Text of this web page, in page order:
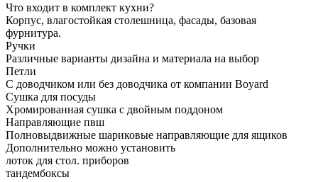
Что входит в комплект кухни?
Корпус, влагостойкая столешница, фасады, базовая
фурнитура.
Ручки
Различные варианты дизайна и материала на выбор
Петли
С доводчиком или без доводчика от компании Boyard
Сушка для посуды
Хромированная сушка с двойным поддоном
Направляющие пвш
Полновыдвижные шариковые направляющие для ящиков
Дополнительно можно установить
лоток для стол. приборов
тандембоксы